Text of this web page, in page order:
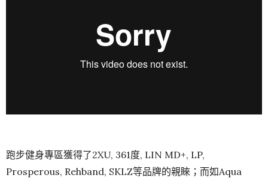
跑步健身專區獲得了2XU, 361度, LIN MD+, LP,
Prosperous, Rehband, SKLZ等品牌的親睞；而如Aqua